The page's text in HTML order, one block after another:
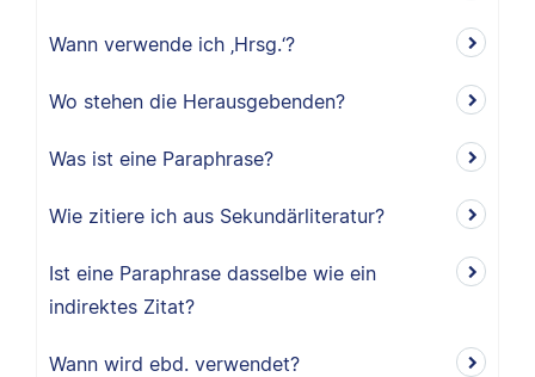
Wann verwende ich ‚Hrsg.‘?
Wo stehen die Herausgebenden?
Was ist eine Paraphrase?
Wie zitiere ich aus Sekundärliteratur?
Ist eine Paraphrase dasselbe wie ein
indirektes Zitat?
Wann wird ebd. verwendet?